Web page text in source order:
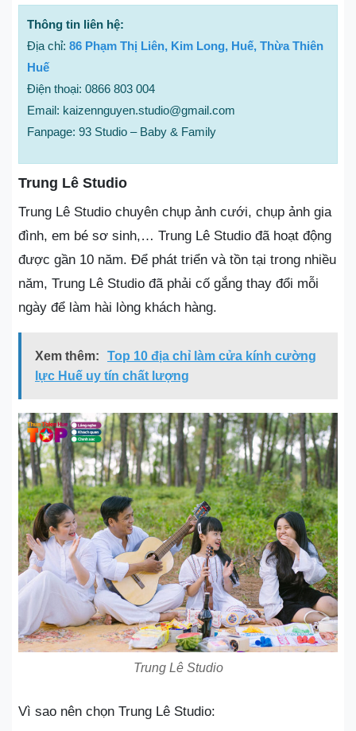
Thông tin liên hệ:
Địa chỉ: 86 Phạm Thị Liên, Kim Long, Huế, Thừa Thiên
Huế
Điện thoại: 0866 803 004
Email: kaizennguyen.studio@gmail.com
Fanpage: 93 Studio – Baby & Family
Trung Lê Studio
Trung Lê Studio chuyên chụp ảnh cưới, chụp ảnh gia
đình, em bé sơ sinh,… Trung Lê Studio đã hoạt động
được gần 10 năm. Để phát triển và tồn tại trong nhiều
năm, Trung Lê Studio đã phải cố gắng thay đổi mỗi
ngày để làm hài lòng khách hàng.
Xem thêm:
Top 10 địa chỉ làm cửa kính cường
lực Huế uy tín chất lượng
Trung Lê Studio
Vì sao nên chọn Trung Lê Studio: